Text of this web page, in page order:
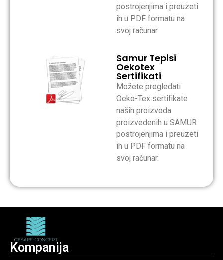
postrojenjima i preuzeti
ih u PDF formatu na
svoj računar.
Samur Tepisi
Oekotex
Sertifikati
Možete pregledati
Oeko-Tex sertifikate
naših proizvoda
proizvedenih u SAMUR
postrojenjima i preuzeti
ih u PDF formatu na
svoj računar.
Kompanija